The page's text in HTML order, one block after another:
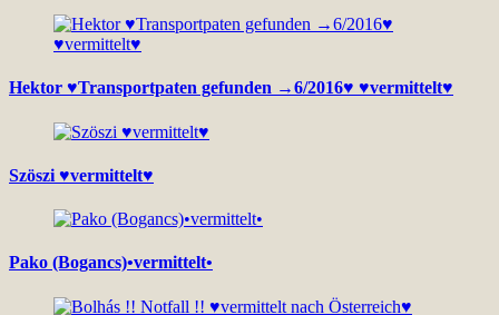
Hektor ♥Transportpaten gefunden →6/2016♥ ♥vermittelt♥
Szöszi ♥vermittelt♥
Pako (Bogancs)•vermittelt•